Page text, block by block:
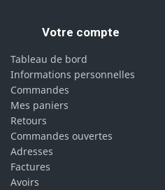
Votre compte
Tableau de bord
Informations personnelles
Commandes
Mes paniers
Retours
Commandes ouvertes
Adresses
Factures
Avoirs